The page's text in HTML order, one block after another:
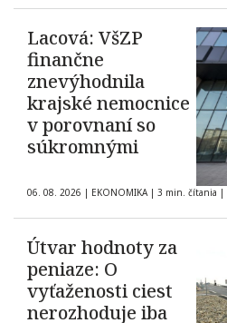
Lacová: VšZP
finančne
znevýhodnila
krajské nemocnice
v porovnaní so
súkromnými
06. 08. 2026 | EKONOMIKA | 3 min. čítania |
Útvar hodnoty za
peniaze: O
vyťaženosti ciest
nerozhoduje iba